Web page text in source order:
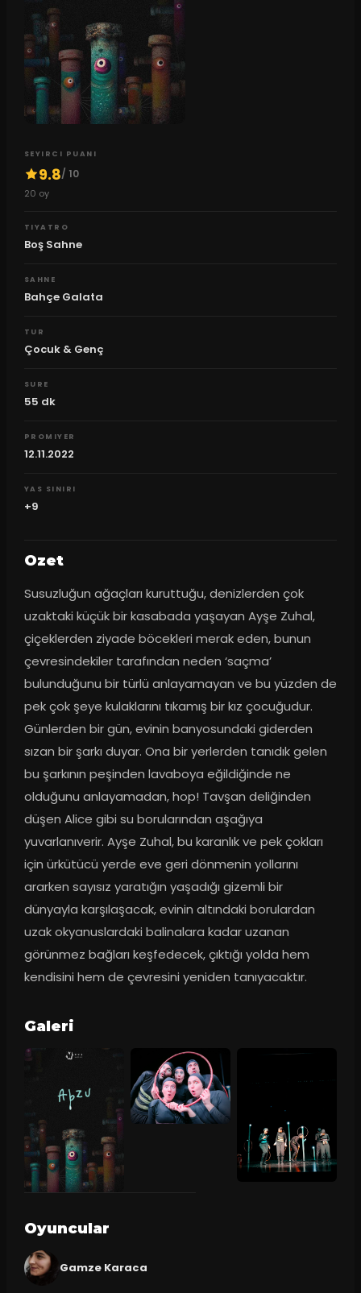
SEYIRCI PUANI
9.8/ 10
20 oy
TIYATRO
Boş Sahne
SAHNE
Bahçe Galata
TUR
Çocuk & Genç
SURE
55 dk
PROMIYER
12.11.2022
YAS SINIRI
+9
Ozet
Susuzluğun ağaçları kuruttuğu, denizlerden çok
uzaktaki küçük bir kasabada yaşayan Ayşe Zuhal,
çiçeklerden ziyade böcekleri merak eden, bunun
çevresindekiler tarafından neden ‘saçma’
bulunduğunu bir türlü anlayamayan ve bu yüzden de
pek çok şeye kulaklarını tıkamış bir kız çocuğudur.
Günlerden bir gün, evinin banyosundaki giderden
sızan bir şarkı duyar. Ona bir yerlerden tanıdık gelen
bu şarkının peşinden lavaboya eğildiğinde ne
olduğunu anlayamadan, hop! Tavşan deliğinden
düşen Alice gibi su borularından aşağıya
yuvarlanıverir. Ayşe Zuhal, bu karanlık ve pek çokları
için ürkütücü yerde eve geri dönmenin yollarını
ararken sayısız yaratığın yaşadığı gizemli bir
dünyayla karşılaşacak, evinin altındaki borulardan
uzak okyanuslardaki balinalara kadar uzanan
görünmez bağları keşfedecek, çıktığı yolda hem
kendisini hem de çevresini yeniden tanıyacaktır.
Galeri
Oyuncular
Gamze Karaca